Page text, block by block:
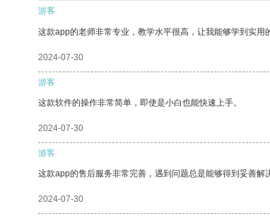
游客
这款app的老师非常专业，教学水平很高，让我能够学到实用
2024-07-30
游客
这款软件的操作非常简单，即使是小白也能快速上手。
2024-07-30
游客
这款app的售后服务非常完善，遇到问题总是能够得到妥善解
2024-07-30